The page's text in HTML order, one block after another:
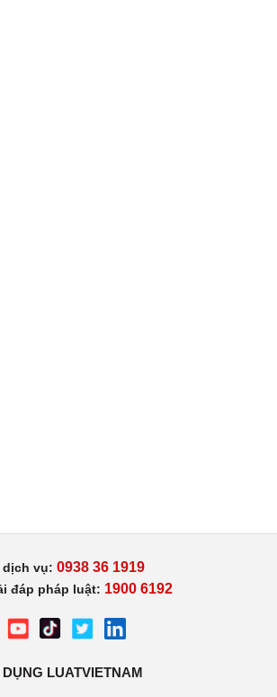
dịch vụ: 0938 36 1919
đáp pháp luật: 1900 6192
LUATVIETNAM